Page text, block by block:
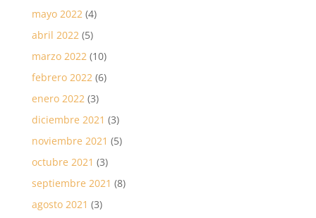
mayo 2022(4)
abril 2022(5)
marzo 2022(10)
febrero 2022(6)
enero 2022(3)
diciembre 2021 (3)
noviembre 2021 (5)
octubre 2021 (3)
septiembre 2021 (8)
agosto 2021 (3)